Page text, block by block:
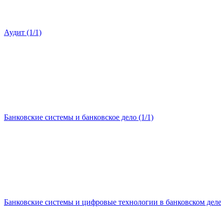
Аудит (1/1)
Банковские системы и банковское дело (1/1)
Банковские системы и цифровые технологии в банковском